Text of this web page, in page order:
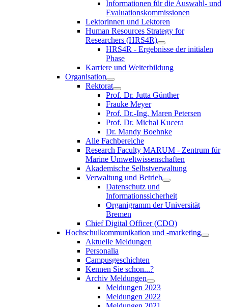
Informationen für die Auswahl- und
Evaluationskommissionen
Lektorinnen und Lektoren
Human Resources Strategy for
Researchers (HRS4R)
HRS4R - Ergebnisse der initialen
Phase
Karriere und Weiterbildung
Organisation
Rektorat
Prof. Dr. Jutta Günther
Frauke Meyer
Prof. Dr.-Ing. Maren Petersen
Prof. Dr. Michal Kucera
Dr. Mandy Boehnke
Alle Fachbereiche
Research Faculty MARUM - Zentrum für
Marine Umweltwissenschaften
Akademische Selbstverwaltung
Verwaltung und Betrieb
Datenschutz und
Informationssicherheit
Organigramm der Universität
Bremen
Chief Digital Officer (CDO)
Hochschulkommunikation und -marketing
Aktuelle Meldungen
Personalia
Campusgeschichten
Kennen Sie schon...?
Archiv Meldungen
Meldungen 2023
Meldungen 2022